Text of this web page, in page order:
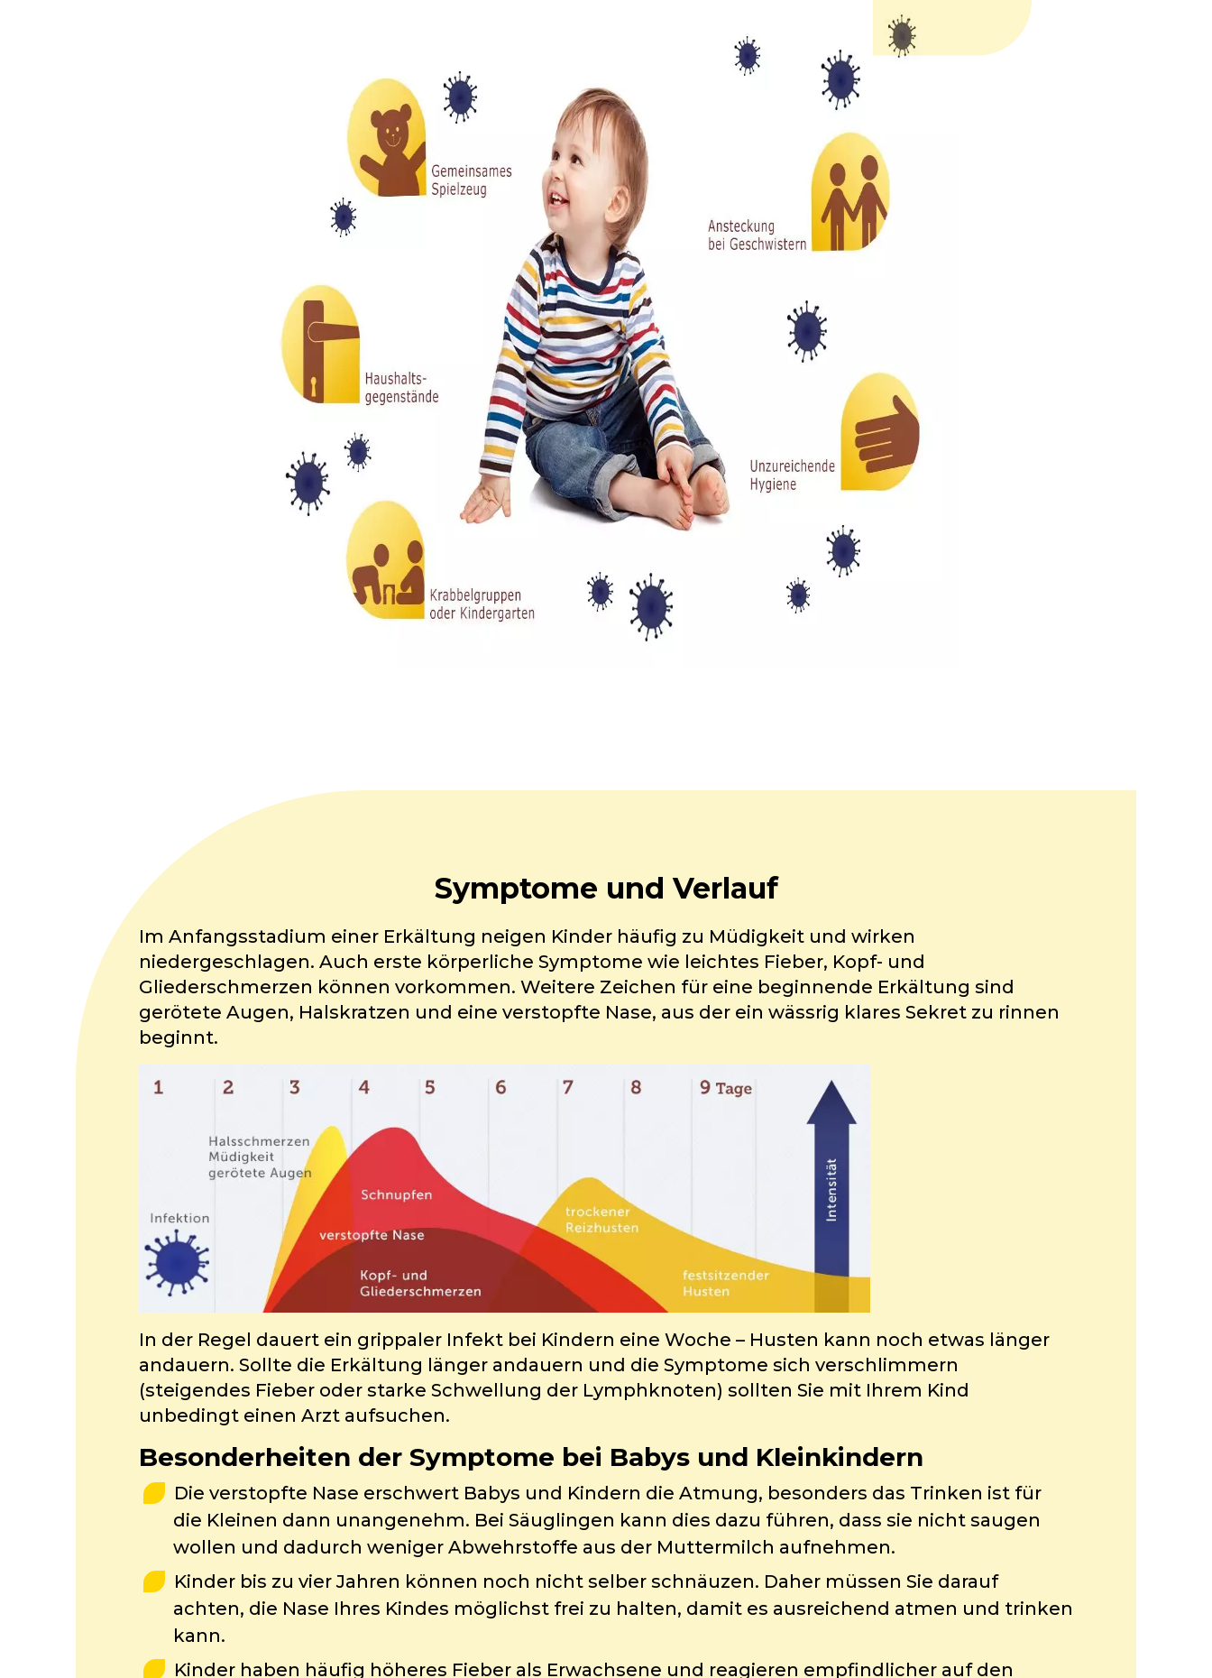
Symptome und Verlauf
Im Anfangsstadium einer Erkältung neigen Kinder häufig zu Müdigkeit und wirken
niedergeschlagen. Auch erste körperliche Symptome wie leichtes Fieber, Kopf- und
Gliederschmerzen können vorkommen. Weitere Zeichen für eine beginnende Erkältung sind
gerötete Augen, Halskratzen und eine verstopfte Nase, aus der ein wässrig klares Sekret zu rinnen
beginnt.
In der Regel dauert ein grippaler Infekt bei Kindern eine Woche – Husten kann noch etwas länger
andauern. Sollte die Erkältung länger andauern und die Symptome sich verschlimmern
(steigendes Fieber oder starke Schwellung der Lymphknoten) sollten Sie mit Ihrem Kind
unbedingt einen Arzt aufsuchen.
Besonderheiten der Symptome bei Babys und Kleinkindern
Die verstopfte Nase erschwert Babys und Kindern die Atmung, besonders das Trinken ist für
die Kleinen dann unangenehm. Bei Säuglingen kann dies dazu führen, dass sie nicht saugen
wollen und dadurch weniger Abwehrstoffe aus der Muttermilch aufnehmen.
Kinder bis zu vier Jahren können noch nicht selber schnäuzen. Daher müssen Sie darauf
achten, die Nase Ihres Kindes möglichst frei zu halten, damit es ausreichend atmen und trinken
kann.
Kinder haben häufig höheres Fieber als Erwachsene und reagieren empfindlicher auf den